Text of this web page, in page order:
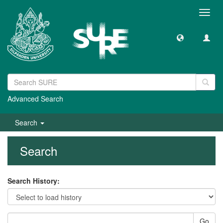
Advanced Search
Search
Search
Search History:
Go